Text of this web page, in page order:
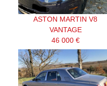
ASTON MARTIN V8
VANTAGE
46 000 €